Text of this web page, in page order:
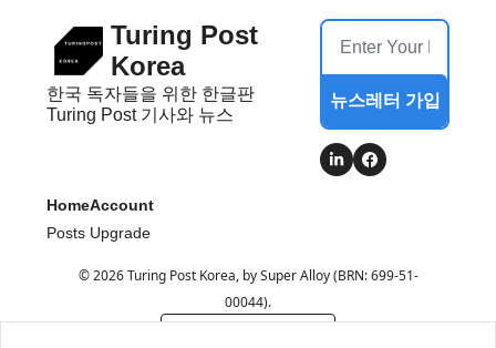
Turing Post
Korea
한국 독자들을 위한 한글판
Turing Post 기사와 뉴스
뉴스레터 가입
Home
Posts
Account
Upgrade
© 2026 Turing Post Korea, by Super Alloy (BRN: 699-51-
00044).